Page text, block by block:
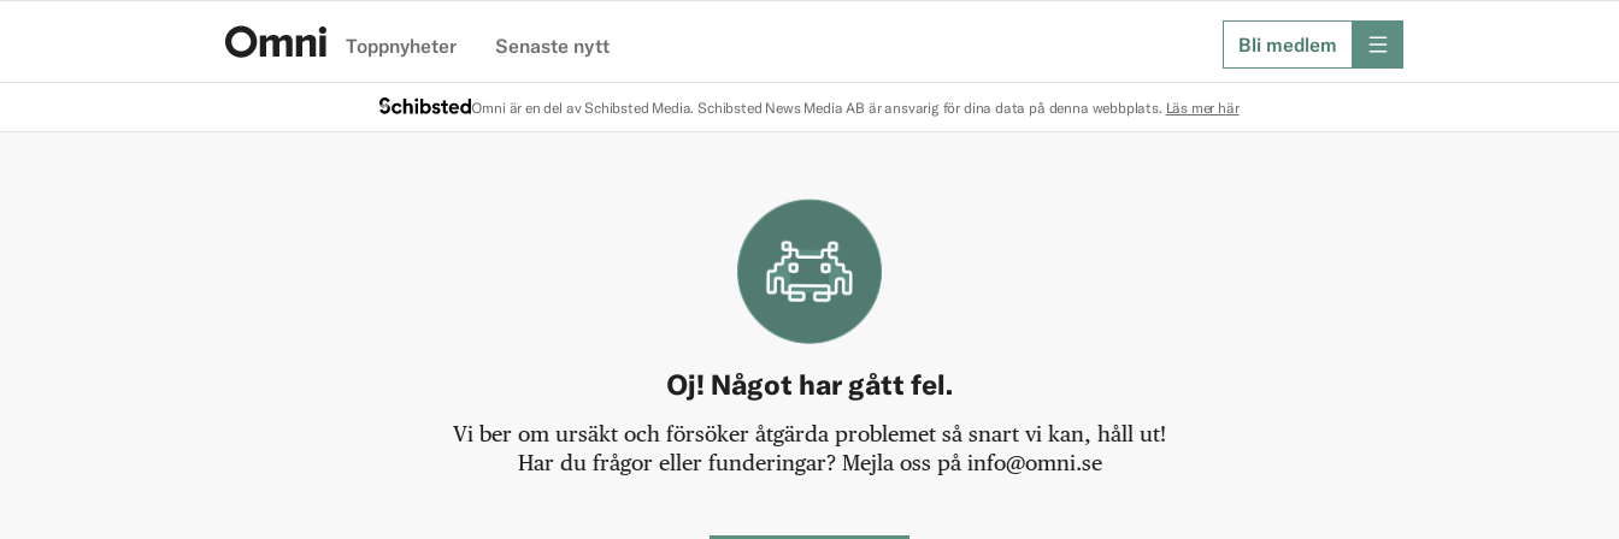
Toppnyheter Senaste nytt Bli medlem meny
Omni är en del av Schibsted Media. Schibsted News Media AB är ansvarig för dina data på denna webbplats. Läs mer här
Oj! Något har gått fel.
Vi ber om ursäkt och försöker åtgärda problemet så snart vi kan, håll ut!
Har du frågor eller funderingar? Mejla oss på info@omni.se